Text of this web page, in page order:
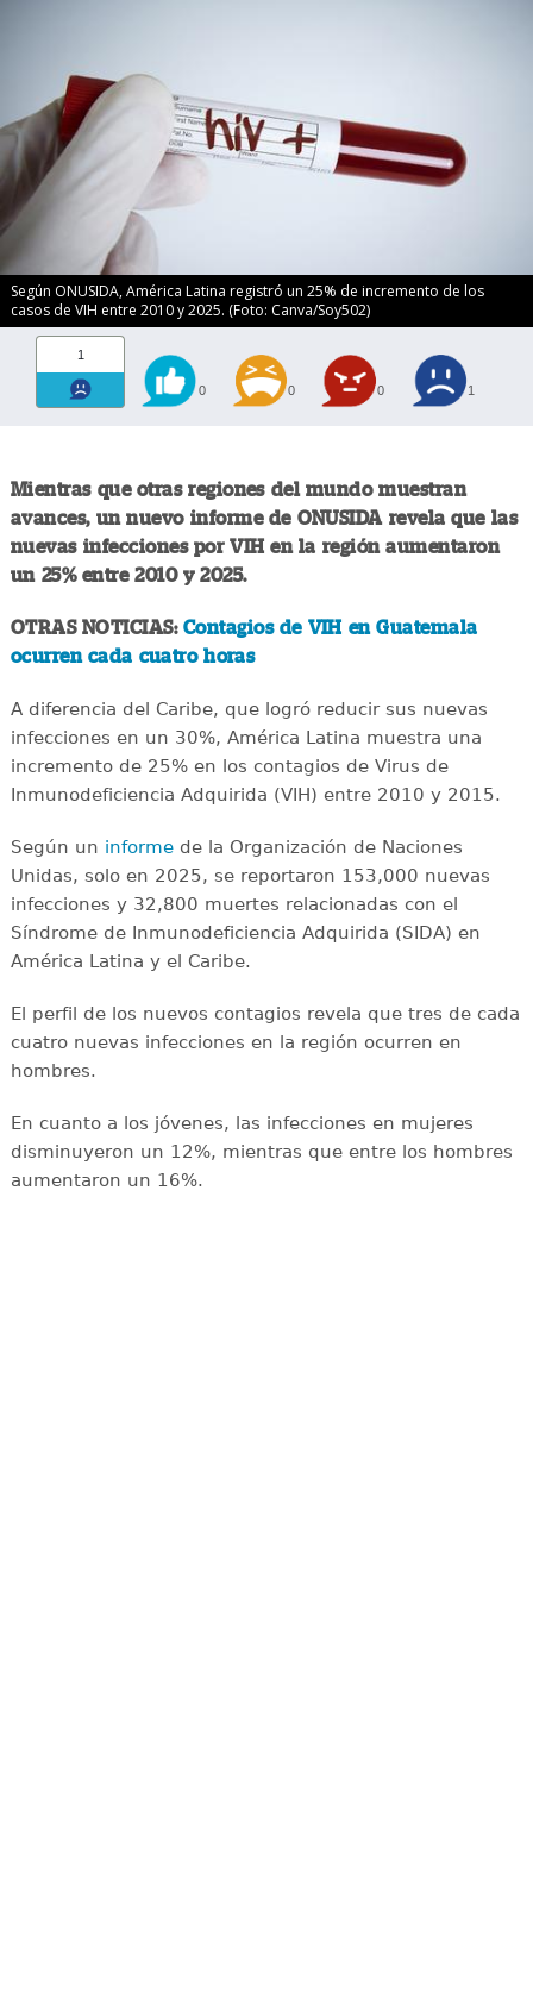
Según ONUSIDA, América Latina registró un 25% de incremento de los
casos de VIH entre 2010 y 2025. (Foto: Canva/Soy502)
1
0 0 0 1
Mientras que otras regiones del mundo muestran
avances, un nuevo informe de ONUSIDA revela que las
nuevas infecciones por VIH en la región aumentaron
un 25% entre 2010 y 2025.
OTRAS NOTICIAS: Contagios de VIH en Guatemala
ocurren cada cuatro horas
A diferencia del Caribe, que logró reducir sus nuevas
infecciones en un 30%, América Latina muestra una
incremento de 25% en los contagios de Virus de
Inmunodeficiencia Adquirida (VIH) entre 2010 y 2015.
Según un informede la Organización de Naciones
Unidas, solo en 2025, se reportaron 153,000 nuevas
infecciones y 32,800 muertes relacionadas con el
Síndrome de Inmunodeficiencia Adquirida (SIDA) en
América Latina y el Caribe.
El perfil de los nuevos contagios revela que tres de cada
cuatro nuevas infecciones en la región ocurren en
hombres.
En cuanto a los jóvenes, las infecciones en mujeres
disminuyeron un 12%, mientras que entre los hombres
aumentaron un 16%.